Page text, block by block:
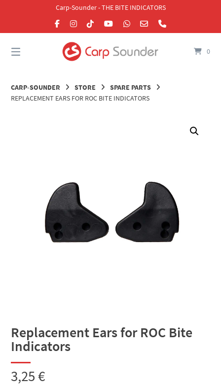
Carp-Sounder - THE BITE INDICATORS
0
CARP-SOUNDER STORE
SPARE PARTS
REPLACEMENT EARS FOR ROC BITE INDICATORS
Replacement Ears for ROC Bite
Indicators
3,25€